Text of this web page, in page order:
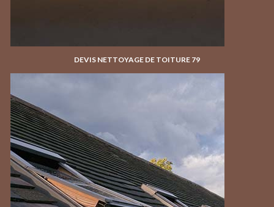
DEVIS NETTOYAGE DE TOITURE 79